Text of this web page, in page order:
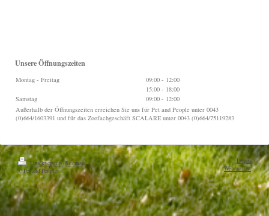
Unsere Öffnungszeiten
Montag - Freitag 09:00 - 12:00
15:00 - 18:00
Samstag
09:00 - 12:00
Außerhalb der Öffnungszeiten erreichen Sie uns für Pet and People unter 0043
(0)664/1603391 und für das Zoofachgeschäft SCALARE unter 0043 (0)664/75119283
Druckversion|Sitemap
© Pet and People
Login
Webansicht